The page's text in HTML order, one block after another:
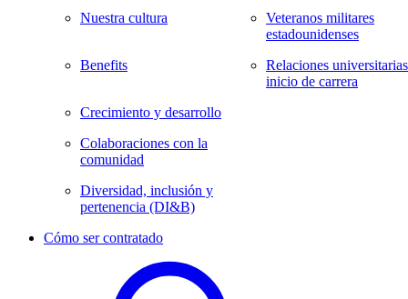
Nuestra cultura
Benefits
Crecimiento y desarrollo
Colaboraciones con la
comunidad
Diversidad, inclusión y
pertenencia (DI&B)
Veteranos militares
estadounidenses
Relaciones
inicio de carrera
Cómo ser contratado